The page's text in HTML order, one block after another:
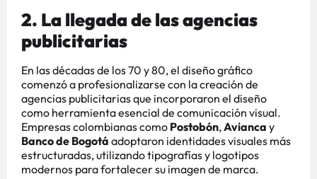
2. La llegada de las agencias
publicitarias
En las décadas de los 70 y 80, el diseño gráfico
comenzó a profesionalizarse con la creación de
agencias publicitarias que incorporaron el diseño
como herramienta esencial de comunicación visual.
Empresas colombianas como Postobón,Avianca y
Banco de Bogotá adoptaron identidades visuales más
estructuradas, utilizando tipografías y logotipos
modernos para fortalecer su imagen de marca.